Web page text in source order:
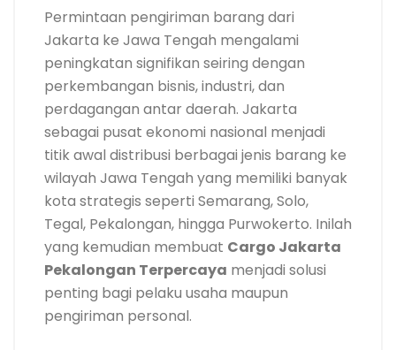
Permintaan pengiriman barang dari
Jakarta ke Jawa Tengah mengalami
peningkatan signifikan seiring dengan
perkembangan bisnis, industri, dan
perdagangan antar daerah. Jakarta
sebagai pusat ekonomi nasional menjadi
titik awal distribusi berbagai jenis barang ke
wilayah Jawa Tengah yang memiliki banyak
kota strategis seperti Semarang, Solo,
Tegal, Pekalongan, hingga Purwokerto. Inilah
yang kemudian membuat Cargo Jakarta
Pekalongan Terpercaya menjadi solusi
penting bagi pelaku usaha maupun
pengiriman personal.